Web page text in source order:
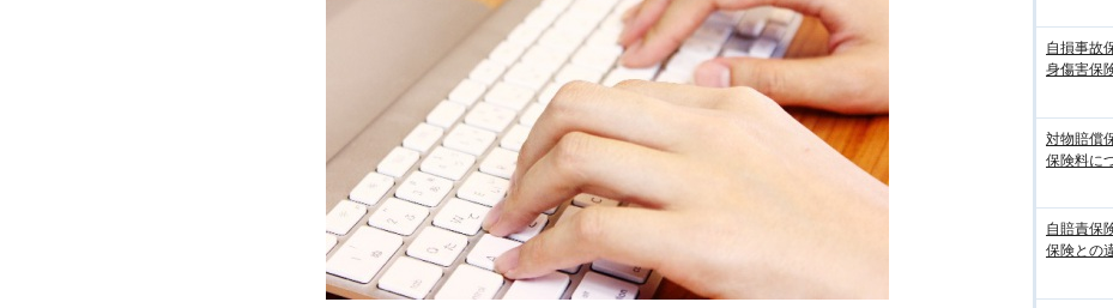
自損事故
身傷害保
対物賠償
保険料に
自賠責保
保険との